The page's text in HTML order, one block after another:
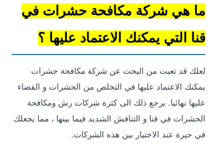
شركة مكافحة حشرات في
التي يمكنك الاعتماد عليها ؟
قد تعبت من البحث عن شركة مكافحة حشرات
الاعتماد عليها في التخلص من الحشرات و القضاء
نهائيا. يرجع ذلك الى كثرة شركات رش ومكافحة
في قنا و التنافش الشديد فيما بينها ، مما يجعلك
عند الاختيار بين هذه الشركات.